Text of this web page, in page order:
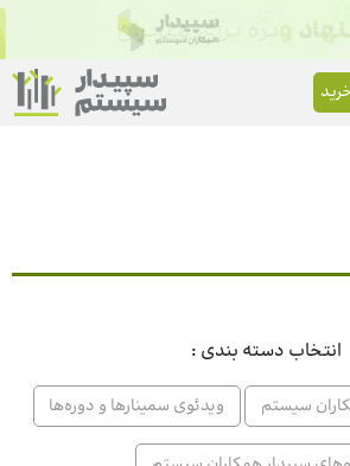
انتخاب دسته بندی :
سیستم ویدئوی سمینارها و دوره‌ها